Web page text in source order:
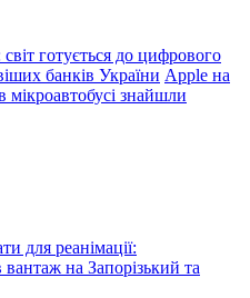
готується до цифрового
банків України Apple на
знайшли
для реанімації:
на Запорізький та